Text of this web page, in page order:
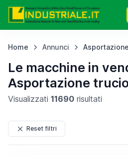
Home Annunci
Le macchine in
Asportazione
Visualizzati 11690 risultati
Reset filtri